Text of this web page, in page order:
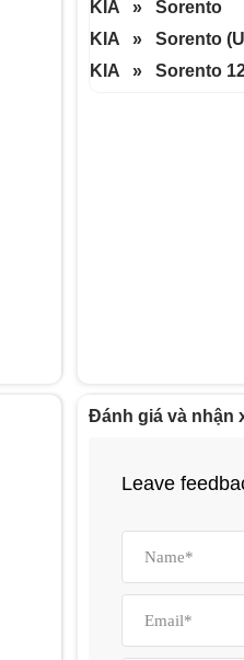
KIA » Sorento
KIA » Sorento
KIA » Sorento
Đánh giá và nhận
Leave